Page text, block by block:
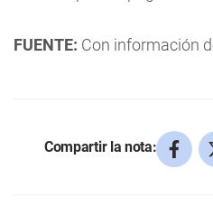
FUENTE: Con información
Compartir la nota: